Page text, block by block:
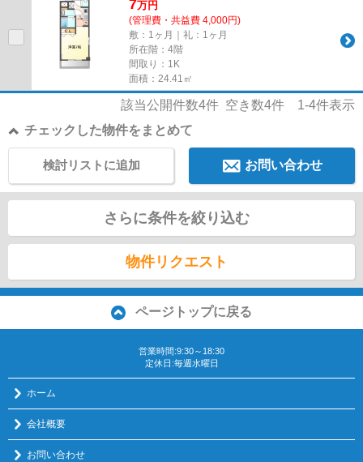
7万円
(管理費・共益費 4,000円)
敷：1ヶ月｜礼：1ヶ月
所在階：4階
間取り：1K
面積：24.41㎡
該当公開件数4件 空き数4件 1-4件表示
チェックした物件をまとめて
お問い合わせ
検討リストに追加
さらに条件を絞り込む
物件リクエスト
ページトップに戻る
営業時間:9:30～18:30
定休日:毎週水曜日
ホーム
会社概要
お問い合わせ